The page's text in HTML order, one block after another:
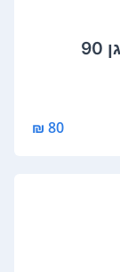
ברזל עדין קומפלקס בתוספת קולגן 90
80 ₪